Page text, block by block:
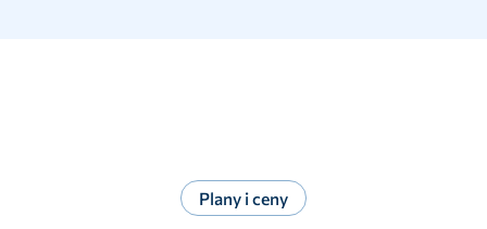
Plany i ceny